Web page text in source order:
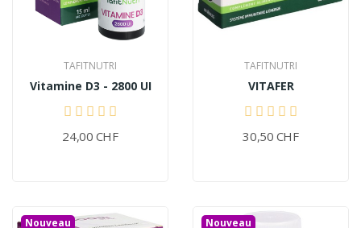
TAFITNUTRI
Vitamine D3 - 2800 UI
24,00 CHF
TAFITNUTRI
VITAFER
30,50 CHF
Nouveau Nouveau